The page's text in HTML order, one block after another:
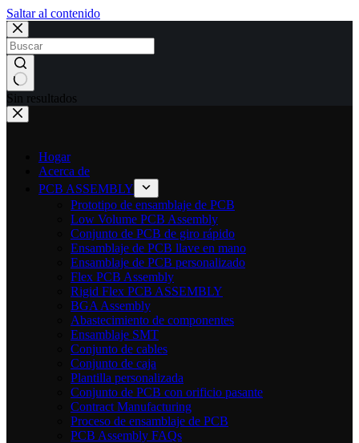
Saltar al contenido
Sin resultados
Hogar
Acerca de
PCB ASSEMBLY
Prototipo de ensamblaje de PCB
Low Volume PCB Assembly
Conjunto de PCB de giro rápido
Ensamblaje de PCB llave en mano
Ensamblaje de PCB personalizado
Flex PCB Assembly
Rigid Flex PCB ASSEMBLY
BGA Assembly
Abastecimiento de componentes
Ensamblaje SMT
Conjunto de cables
Conjunto de caja
Plantilla personalizada
Conjunto de PCB con orificio pasante
Contract Manufacturing
Proceso de ensamblaje de PCB
PCB Assembly FAQs